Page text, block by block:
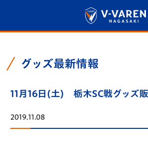
グッズ最新情報
11月16日(土) 栃木SC戦グッズ販
2019.11.08